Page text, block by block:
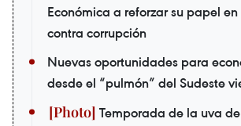
Económica a reforzar su papel
contra corrupción
Nuevas oportunidades para
desde el “pulmón” del Sudeste
Temporada de la uva